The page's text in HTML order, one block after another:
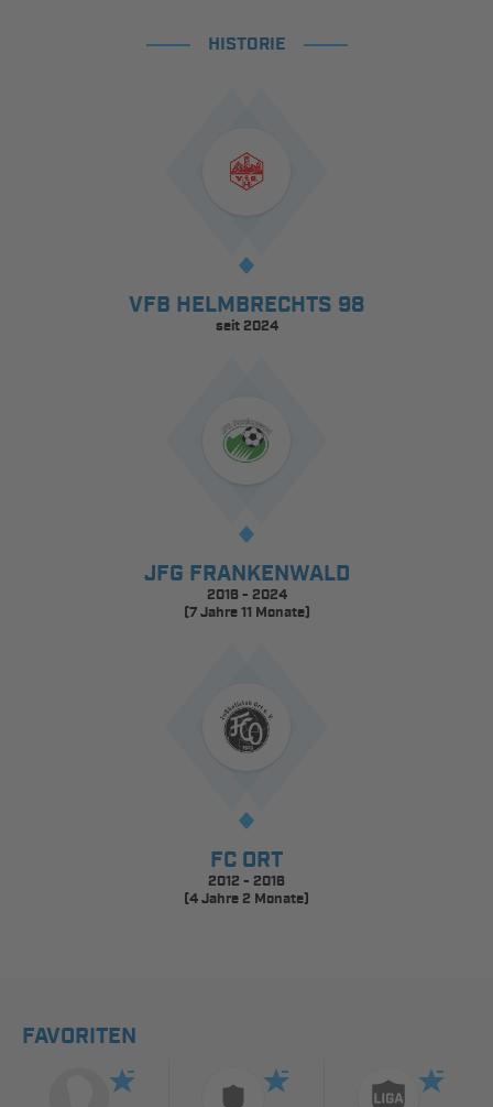
HISTORIE
VFB HELMBRECHTS 98
seit 2024
JFG FRANKENWALD
2016 - 2024
(7 Jahre 11 Monate)
FC ORT
2012 - 2016
(4 Jahre 2 Monate)
FAVORITEN